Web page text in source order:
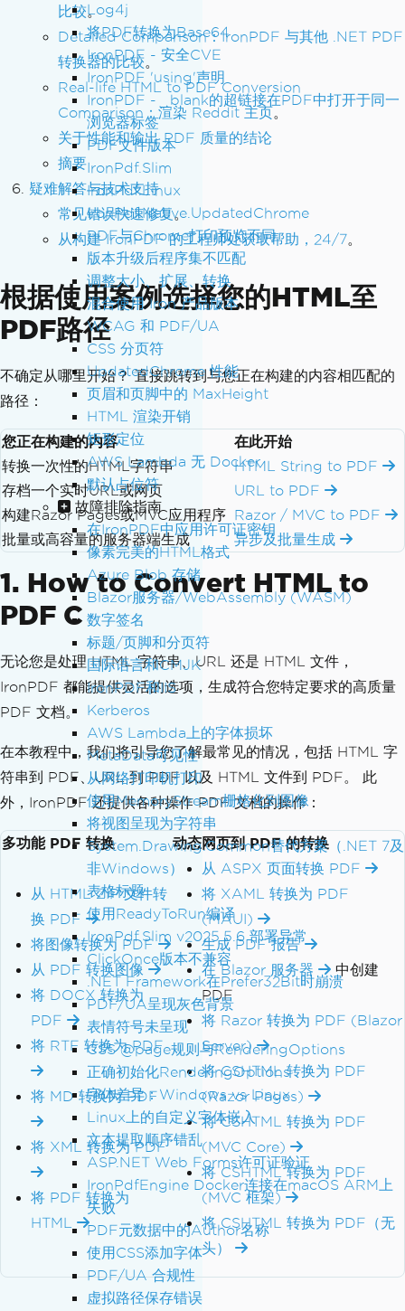
Log4j
将PDF转换为Base64
IronPDF - 安全CVE
IronPDF 'using'声明
IronPDF - _blank的超链接在PDF中打开于同一
浏览器标签
PDF文件版本
IronPdf.Slim
IronPdf.Linux
IronPdf.Native.UpdatedChrome
PDF与Chrome打印预览不同
版本升级后程序集不匹配
调整大小、扩展、转换
混合使用 Iron 产品版本
WCAG 和 PDF/UA
CSS 分页符
UpdatedChrome 性能
页眉和页脚中的 MaxHeight
HTML 渲染开销
矩形定位
AWS Lambda 无 Docker
默认占位符
故障排除指南
在IronPDF中应用许可证密钥
像素完美的HTML格式
Azure Blob 存储
Blazor服务器/WebAssembly (WASM)
数字签名
标题/页脚和分页符
国际语言和CMJK
IronPDF和IIS
Kerberos
AWS Lambda上的字体损坏
MetaData可见性
从网络打印机打印
使用MemoryStream栅格化到图像
将视图呈现为字符串
System.Drawing.Common替代方案（.NET 7及
非Windows）
表格标题
使用ReadyToRun编译
IronPdf.Slim v2025.5.6 部署异常
ClickOnce版本不兼容
.NET Framework在Prefer32Bit时崩溃
PDF/UA呈现灰色背景
表情符号未呈现
CSS @page规则与RenderingOptions
正确初始化RenderingOptions
字体差异：Windows vs Linux
Linux上的自定义字体嵌入
文本提取顺序错乱
ASP.NET Web Forms许可证验证
IronPdfEngine Docker连接在macOS ARM上
失败
PDF元数据中的Author名称
使用CSS添加字体
PDF/UA 合规性
虚拟路径保存错误
比较。
Detailed Comparison：IronPDF 与其他 .NET PDF
转换器的比较。
Real-life HTML to PDF Conversion
Comparison：渲染 Reddit 主页。
关于性能和输出 PDF 质量的结论
摘要
疑难解答与技术支持
常见错误快速修复。
从构建 IronPDF 的工程师处获取帮助，24/7。
根据使用案例选择您的HTML至
PDF路径
不确定从哪里开始？ 直接跳转到与您正在构建的内容相匹配的
路径：
您正在构建的内容
在此开始
转换一次性的HTML字符串
HTML String to PDF
存档一个实时URL或网页
URL to PDF
构建Razor Pages或MVC应用程序 Razor / MVC to PDF
批量或高容量的服务器端生成
异步及批量生成
1. How to Convert HTML to
PDF C
无论您是处理 HTML 字符串、URL 还是 HTML 文件，
IronPDF 都能提供灵活的选项，生成符合您特定要求的高质量
PDF 文档。
在本教程中，我们将引导您了解最常见的情况，包括 HTML 字
符串到 PDF、URL 到 PDF 以及 HTML 文件到 PDF。 此
外，IronPDF 还提供各种操作 PDF 文档的操作：
多功能 PDF 转换 动态网页到 PDF 的转换
从 HTML ZIP 文件转
换 PDF
将图像转换为 PDF
从 PDF 转换图像
将 DOCX 转换为
PDF
将 RTF 转换为 PDF
将 MD 转换为 PDF
将 XML 转换为 PDF
将 PDF 转换为
HTML
从 ASPX 页面转换 PDF
将 XAML 转换为 PDF
(MAUI)
生成 PDF 报告
在 Blazor 服务器
中创建
PDF
将 Razor 转换为 PDF (Blazor
Server)
将 CSHTML 转换为 PDF
(Razor Pages)
将 CSHTML 转换为 PDF
(MVC Core)
将 CSHTML 转换为 PDF
(MVC 框架)
将 CSHTML 转换为 PDF（无
头）